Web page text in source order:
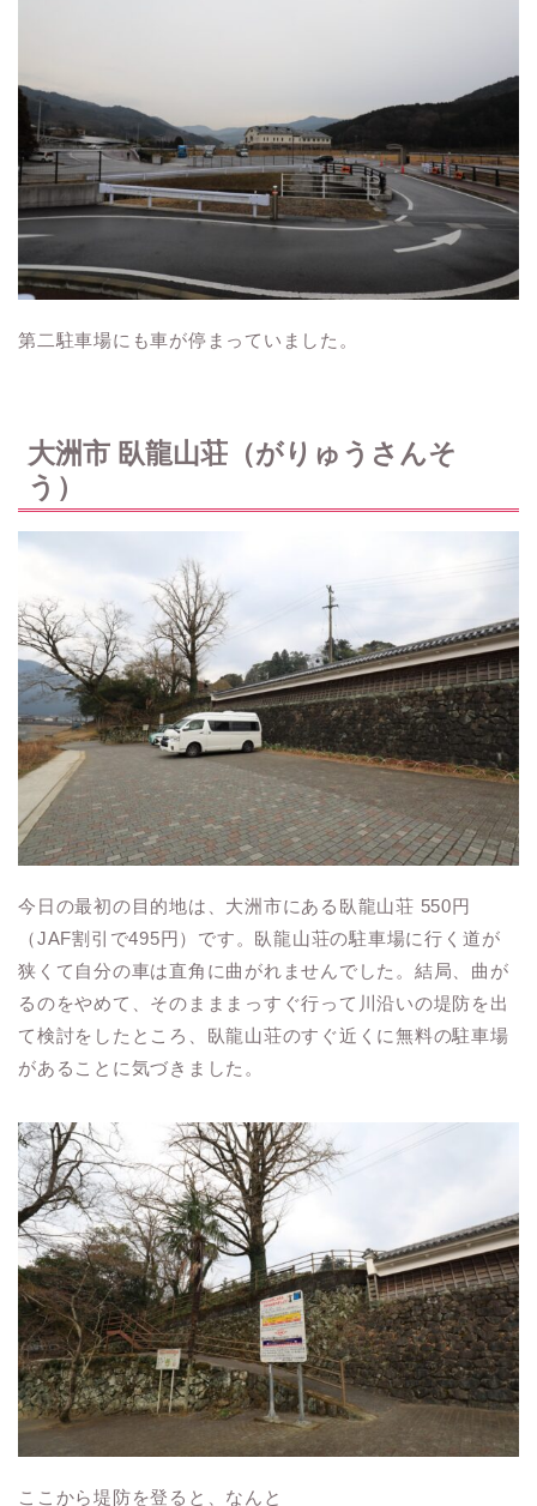
第二駐車場にも車が停まっていました。
大洲市 臥龍山荘（がりゅうさんそ
う）
今日の最初の目的地は、大洲市にある臥龍山荘 550円
（JAF割引で495円）です。臥龍山荘の駐車場に行く道が
狭くて自分の車は直角に曲がれませんでした。結局、曲が
るのをやめて、そのまままっすぐ行って川沿いの堤防を出
て検討をしたところ、臥龍山荘のすぐ近くに無料の駐車場
があることに気づきました。
ここから堤防を登ると、なんと